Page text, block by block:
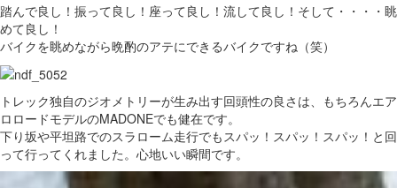
踏んで良し！振って良し！座って良し！流して良し！そして・・・・眺
めて良し！
バイクを眺めながら晩酌のアテにできるバイクですね（笑）
トレック独自のジオメトリーが生み出す回頭性の良さは、もちろんエア
ロロードモデルのMADONEでも健在です。
下り坂や平坦路でのスラローム走行でもスパッ！スパッ！スパッ！と回
って行ってくれました。心地いい瞬間です。